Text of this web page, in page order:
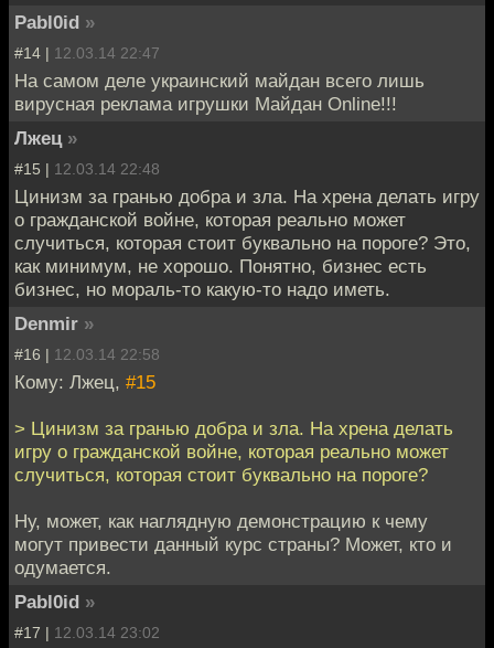
Pabl0id »
#14 | 12.03.14 22:47
На самом деле украинский майдан всего лишь
вирусная реклама игрушки Майдан Online!!!
Лжец »
#15 | 12.03.14 22:48
Цинизм за гранью добра и зла. На хрена делать игру
о гражданской войне, которая реально может
случиться, которая стоит буквально на пороге? Это,
как минимум, не хорошо. Понятно, бизнес есть
бизнес, но мораль-то какую-то надо иметь.
Denmir »
#16 | 12.03.14 22:58
Кому: Лжец, #15
> Цинизм за гранью добра и зла. На хрена делать
игру о гражданской войне, которая реально может
случиться, которая стоит буквально на пороге?
Ну, может, как наглядную демонстрацию к чему
могут привести данный курс страны? Может, кто и
одумается.
Pabl0id »
#17 | 12.03.14 23:02